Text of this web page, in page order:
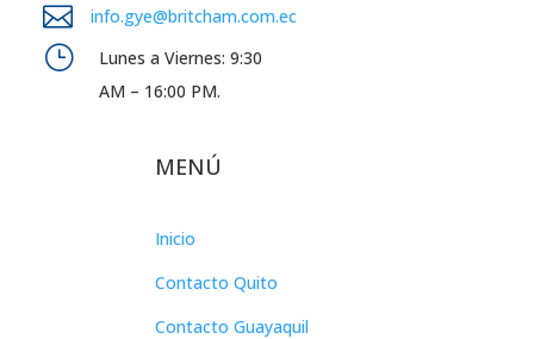
 info.gye@britcham.com.ec
}
Lunes a Viernes: 9:30
AM – 16:00 PM.
MENÚ
Inicio
Contacto Quito
Contacto Guayaquil